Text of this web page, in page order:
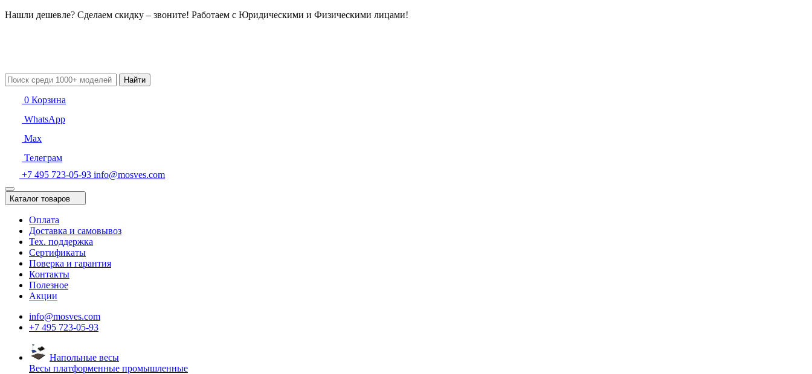
Нашли дешевле? Сделаем скидку – звоните! Работаем с Юридическими и Физическими лицами!
Найти
0 Корзина
WhatsApp
Max
Телеграм
+7 495 723-05-93 info@mosves.com
Каталог товаров
Оплата
Доставка и самовывоз
Тех. поддержка
Сертификаты
Поверка и гарантия
Контакты
Полезное
Акции
info@mosves.com
+7 495 723-05-93
Напольные весы
Весы платформенные промышленные